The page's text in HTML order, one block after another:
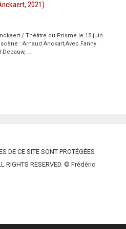
2021)
/ Théâtre du Prisme le 15 juin
: Arnaud Anckart,Avec Fanny
Depauw, …
DE CE SITE SONT PROTÉGÉES
RIGHTS RESERVED. © Frédéric